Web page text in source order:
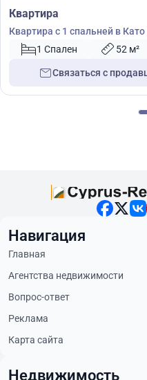
Квартира
Квартира с 1 спальней в
Лимасол, Кипр № 51511
1 Спален 52 м²
Связаться с
Навигация
Главная
Агентства недвижимости
Вопрос-ответ
Реклама
Карта сайта
Недвижимость